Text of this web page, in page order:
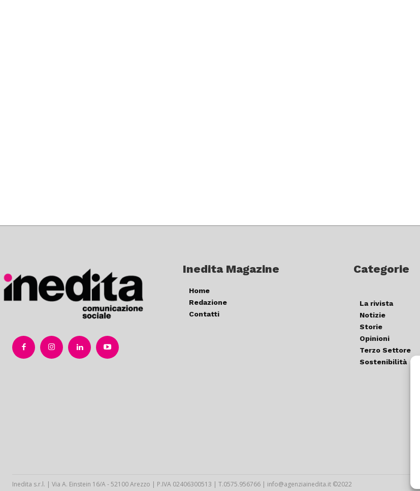
Inedita Magazine
Home
Redazione
Contatti
Categorie
La rivista
Notizie
Storie
Opinioni
Terzo Settore
Sostenibilità
Inedita s.r.l. | Via A. Einstein 16/A - 52100 Arezzo | P.IVA 02406300513 | T.0575.956766 | info@agenziainedita.it ©2022